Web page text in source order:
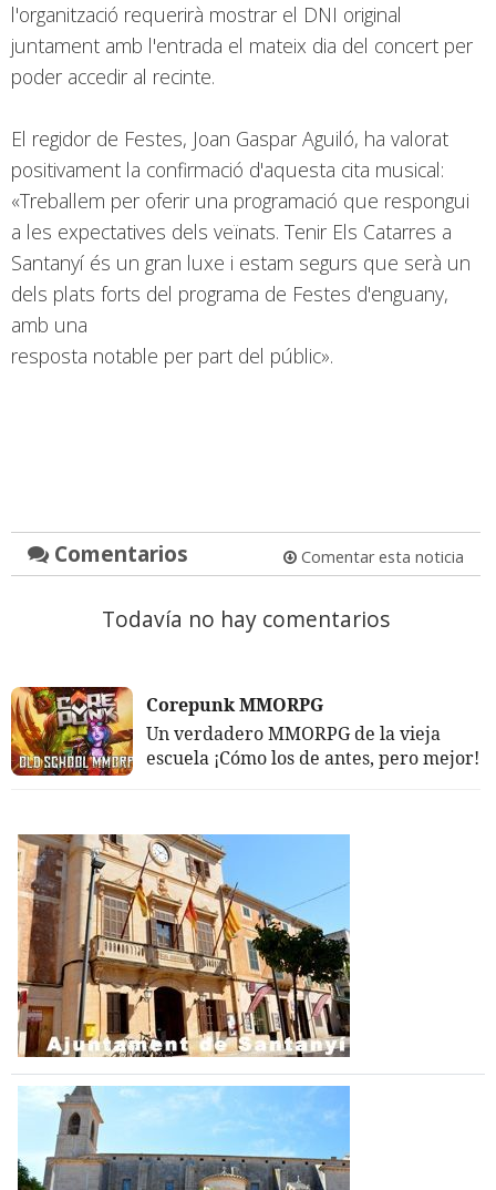
l'organització requerirà mostrar el DNI original
juntament amb l'entrada el mateix dia del concert per
poder accedir al recinte.
El regidor de Festes, Joan Gaspar Aguiló, ha valorat
positivament la confirmació d'aquesta cita musical:
«Treballem per oferir una programació que respongui
a les expectatives dels veïnats. Tenir Els Catarres a
Santanyí és un gran luxe i estam segurs que serà un
dels plats forts del programa de Festes d'enguany,
amb una
resposta notable per part del públic».
Comentarios Comentar esta noticia
Todavía no hay comentarios
Corepunk MMORPG
Un verdadero MMORPG de la vieja
escuela ¡Cómo los de antes, pero mejor!